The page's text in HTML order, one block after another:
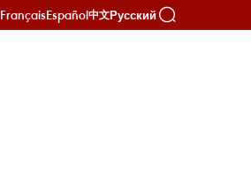
FrançaisEspañol中文Русский